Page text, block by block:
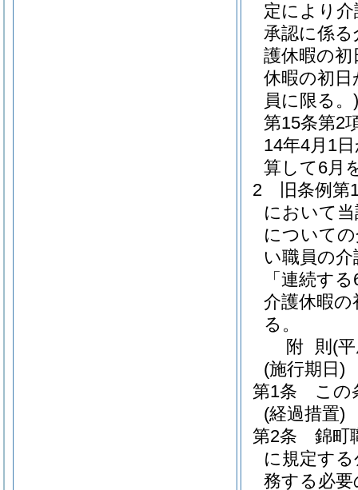
定により
承認に係
護休暇の
休暇の初
員に限る。)
第15条第2
14年4月1
算して6月
2
旧条例
において
について
い職員の
「連続す
介護休暇
る。
附 則 (
(施行期日)
第1条
この
(経過措置)
第2条
錦町
に規定す
務する必